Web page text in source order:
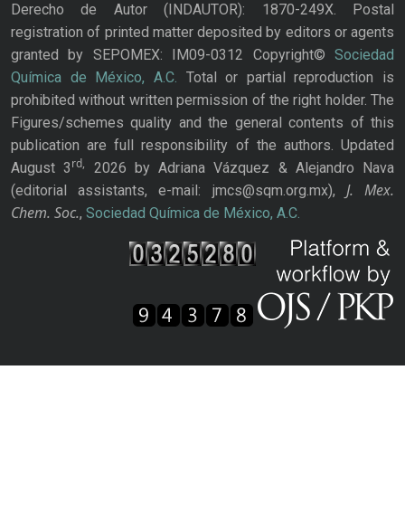
Derecho de Autor (INDAUTOR): 1870-249X. Postal
registration of printed matter deposited by editors or agents
granted by SEPOMEX: IM09-0312 Copyright© Sociedad
Química de México, A.C. Total or partial reproduction is
prohibited without written permission of the right holder. The
Figures/schemes quality and the general contents of this
publication are full responsibility of the authors. Updated
August 3rd,
2026 by Adriana Vázquez & Alejandro Nava
(editorial assistants, e-mail: jmcs@sqm.org.mx), J. Mex.
Chem. Soc., Sociedad Química de México, A.C.